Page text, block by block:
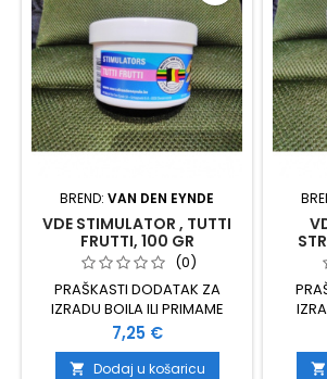
BREND: VAN DEN EYNDE
VDE STIMULATOR , TUTTI
FRUTTI, 100 GR
(0)
PRAŠKASTI DODATAK ZA
IZRADU BOILA ILI PRIMAME
STIMULATOR TUTTI FRUTTI
PAKIRANJE 100 GRAMA
Cijena
7,25 €
 Dodaj u košaricu 